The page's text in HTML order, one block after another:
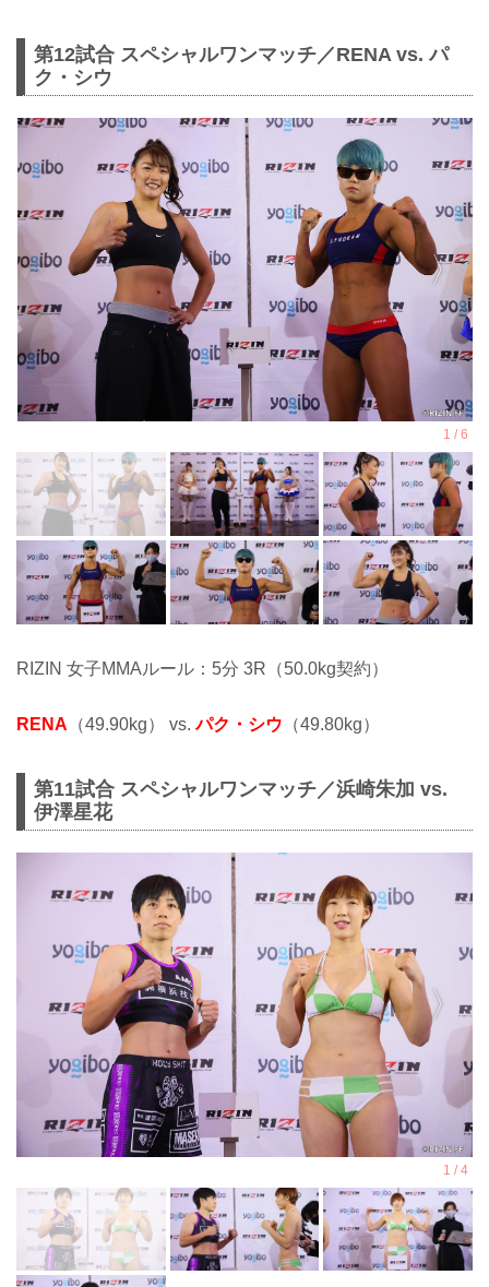
第12試合 スペシャルワンマッチ／RENA vs. パ
ク・シウ
RIZIN 女子MMAルール：5分 3R（50.0kg契約）
RENA （49.90kg） vs.パク・シウ （49.80kg）
第11試合 スペシャルワンマッチ／浜崎朱加 vs.
伊澤星花